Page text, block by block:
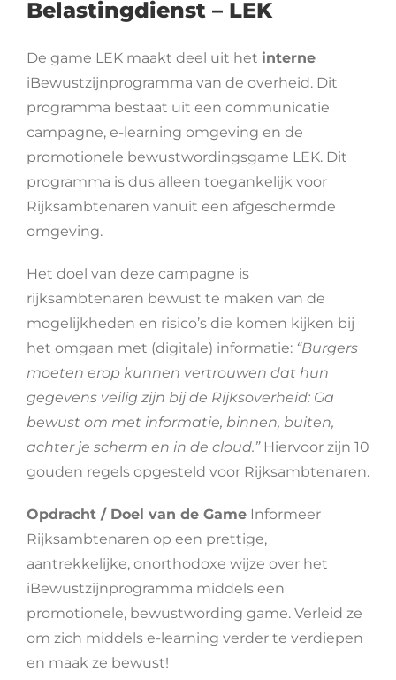
Belastingdienst – LEK
De game LEK maakt deel uit het interne
iBewustzijnprogramma van de overheid. Dit
programma bestaat uit een communicatie
campagne, e-learning omgeving en de
promotionele bewustwordingsgame LEK. Dit
programma is dus alleen toegankelijk voor
Rijksambtenaren vanuit een afgeschermde
omgeving.
Het doel van deze campagne is
rijksambtenaren bewust te maken van de
mogelijkheden en risico’s die komen kijken bij
het omgaan met (digitale) informatie: “Burgers
moeten erop kunnen vertrouwen dat hun
gegevens veilig zijn bij de Rijksoverheid: Ga
bewust om met informatie, binnen, buiten,
achter je scherm en in de cloud.” Hiervoor zijn 10
gouden regels opgesteld voor Rijksambtenaren.
Opdracht / Doel van de Game Informeer
Rijksambtenaren op een prettige,
aantrekkelijke, onorthodoxe wijze over het
iBewustzijnprogramma middels een
promotionele, bewustwording game. Verleid ze
om zich middels e-learning verder te verdiepen
en maak ze bewust!